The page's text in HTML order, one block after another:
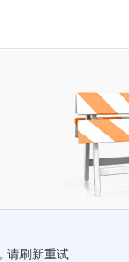
请刷新重试